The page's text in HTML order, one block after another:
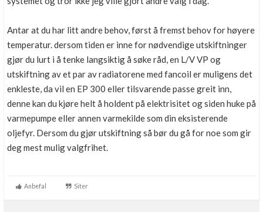
Antar at du har litt andre behov, først å fremst behov for høyere
temperatur. dersom tiden er inne for nødvendige utskiftninger
gjør du lurt i å tenke langsiktig å søke råd, en L/V VP og
utskiftning av et par av radiatorene med fancoil er muligens det
enkleste, da vil en EP 300 eller tilsvarende passe greit inn,
denne kan du kjøre helt å holdent på elektrisitet og siden huke på
varmepumpe eller annen varmekilde som din eksisterende
oljefyr. Dersom du gjør utskiftning så bør du gå for noe som gir
deg mest mulig valgfrihet.
Anbefal Siter